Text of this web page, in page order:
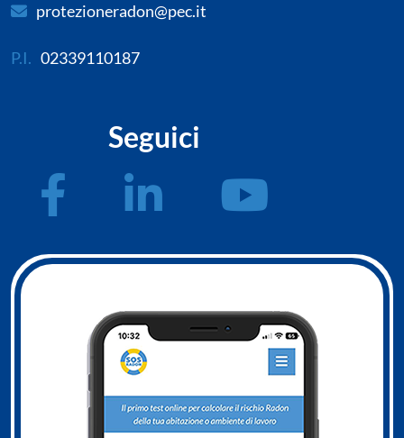
protezioneradon@pec.it
P.I. 02339110187
Seguici